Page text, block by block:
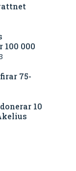
000
75-
10